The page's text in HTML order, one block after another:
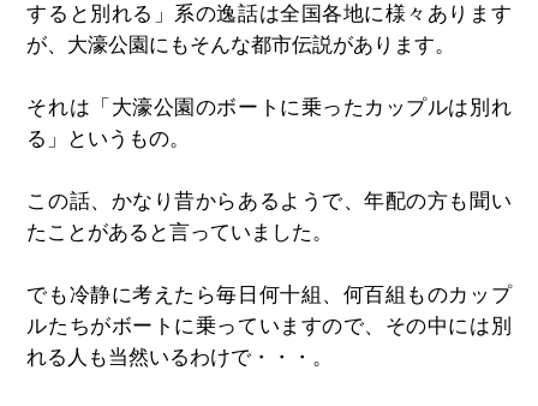
すると別れる」系の逸話は全国各地に様々あります
が、大濠公園にもそんな都市伝説があります。
それは「大濠公園のボートに乗ったカップルは別れ
る」というもの。
この話、かなり昔からあるようで、年配の方も聞い
たことがあると言っていました。
でも冷静に考えたら毎日何十組、何百組ものカップ
ルたちがボートに乗っていますので、その中には別
れる人も当然いるわけで・・・。